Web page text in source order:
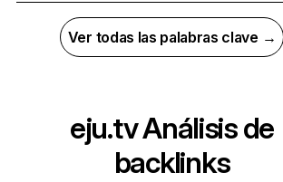
Ver todas las palabras clave →
eju.tvAnálisis de
backlinks